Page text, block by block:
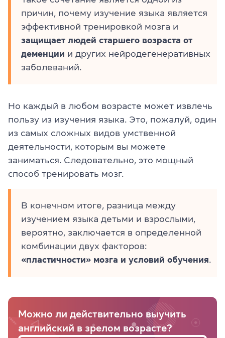
причин, почему изучение языка является
эффективной тренировкой мозга и
защищает людей старшего возраста от
деменции и других нейродегенеративных
заболеваний.
Но каждый в любом возрасте может извлечь
пользу из изучения языка. Это, пожалуй, один
из самых сложных видов умственной
деятельности, которым вы можете
заниматься. Следовательно, это мощный
способ тренировать мозг.
В конечном итоге, разница между
изучением языка детьми и взрослыми,
вероятно, заключается в определенной
комбинации двух факторов:
«пластичности» мозга и условий обучения
Можно ли действительно выучить
английский в зрелом возрасте?